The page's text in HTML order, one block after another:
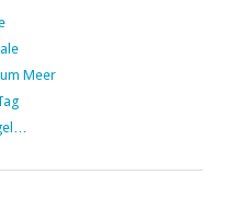
Meer